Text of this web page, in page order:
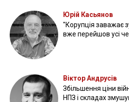
Юрій Касьянов
"Корупція заважає
вже перейшов усі
Віктор Андрусів
Збільшення ціни
НПЗ і складах